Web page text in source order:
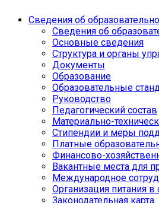
Сведения об
Сведения об
Основные сведения
Структура и органы
Документы
Образование
Образовательные
Руководство
Педагогический состав
Материально-
Стипендии и меры
Платные
Финансово-
Вакантные места для
Международное
Организация питания в
Законодательная карта